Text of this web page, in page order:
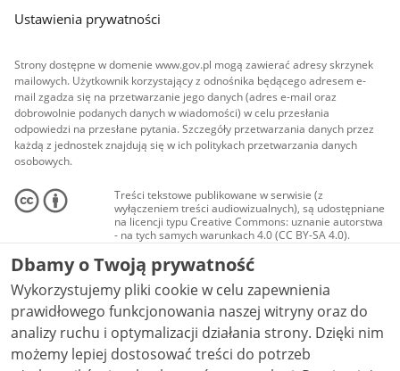
Ustawienia prywatności
Strony dostępne w domenie www.gov.pl mogą zawierać adresy skrzynek
mailowych. Użytkownik korzystający z odnośnika będącego adresem e-
mail zgadza się na przetwarzanie jego danych (adres e-mail oraz
dobrowolnie podanych danych w wiadomości) w celu przesłania
odpowiedzi na przesłane pytania. Szczegóły przetwarzania danych przez
każdą z jednostek znajdują się w ich politykach przetwarzania danych
osobowych.
Treści tekstowe publikowane w serwisie (z
wyłączeniem treści audiowizualnych), są udostępniane
na licencji typu Creative Commons: uznanie autorstwa
- na tych samych warunkach 4.0 (CC BY-SA 4.0).
Materiały audiowizualne, w tym zdjęcia, materiały
audio i wideo, są udostępniane na licencji typu
Creative Commons: uznanie autorstwa użycie
niekomercyjne - bez utworów zależnych 4.0 (CC BY-
NC-ND 4.0), o ile nie jest to stwierdzone inaczej.
Dbamy o Twoją prywatność
Wykorzystujemy pliki cookie w celu zapewnienia
prawidłowego funkcjonowania naszej witryny oraz do
analizy ruchu i optymalizacji działania strony. Dzięki nim
możemy lepiej dostosować treści do potrzeb